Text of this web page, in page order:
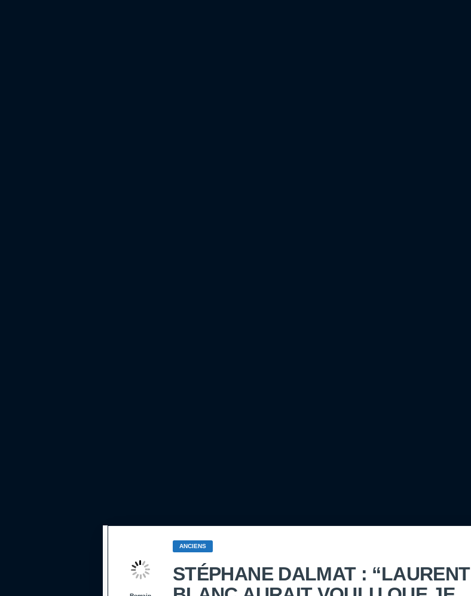
ANCIENS
STÉPHANE DALMAT : “LAURENT